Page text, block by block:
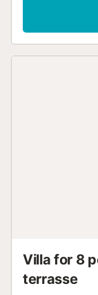
Villa for 8
terrasse